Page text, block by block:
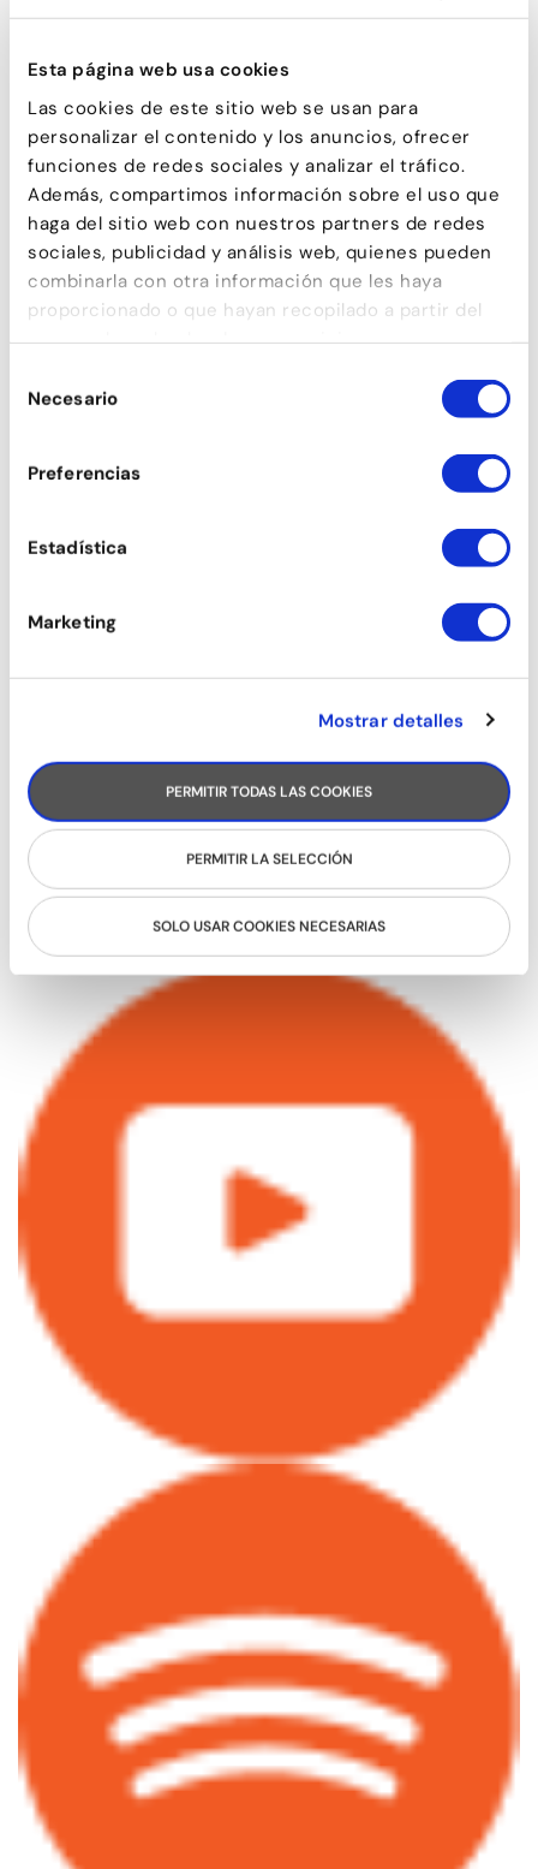
Esta página web usa cookies
Las cookies de este sitio web se usan para
personalizar el contenido y los anuncios, ofrecer
funciones de redes sociales y analizar el tráfico.
Además, compartimos información sobre el uso que
haga del sitio web con nuestros partners de redes
sociales, publicidad y análisis web, quienes pueden
combinarla con otra información que les haya
proporcionado o que hayan recopilado a partir del
uso que haya hecho de sus servicios.
deNecesario
Preferencias
Estadística
Marketing
Mostrar detalles
PERMITIR TODAS LAS COOKIES
PERMITIR LA SELECCIÓN
SOLO USAR COOKIES NECESARIAS